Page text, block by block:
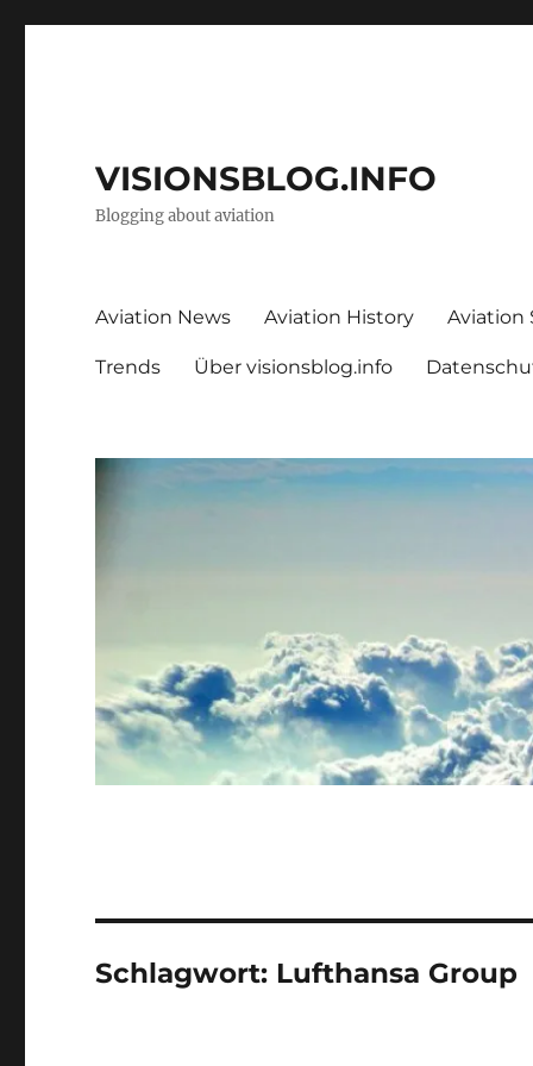
VISIONSBLOG.INFO
Blogging about aviation
Aviation News Aviation History Aviation
Trends Über visionsblog.info
Schlagwort: Lufthansa Group